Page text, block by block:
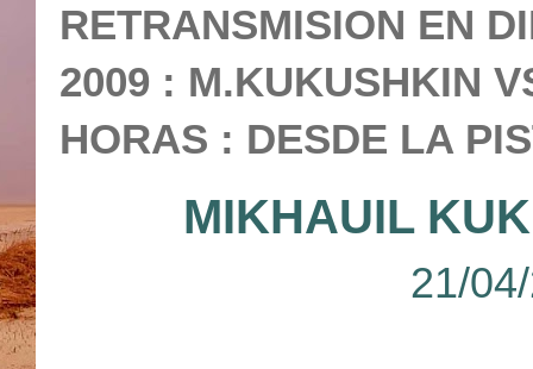
RETRANSMISION EN
2009 : M.KUKUSHKIN
HORAS : DESDE LA
MIKHAUIL
21/